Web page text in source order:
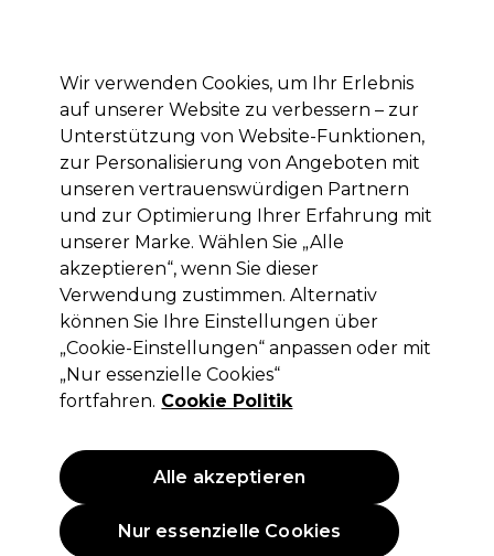
Anmelden
Marken Deals Haare Elektrogeräte Saloneinrichtung
Lieferung und Lieferzeiten
– mehr erfahren
Lômé Paris
Lômé Paris Permanente Haarfarbe
100ml
(89)
9,15 € ohne MwSt.
(PROFI-PREIS)
10,89 € inkl. MwSt.)| 9.15 € pro 100ml
ANGEBOT
Wir verwenden Cookies, um Ihr Erlebnis
auf unserer Website zu verbessern – zur
Unterstützung von Website-Funktionen,
zur Personalisierung von Angeboten mit
unseren vertrauenswürdigen Partnern
und zur Optimierung Ihrer Erfahrung mit
unserer Marke. Wählen Sie „Alle
akzeptieren“, wenn Sie dieser
Verwendung zustimmen. Alternativ
können Sie Ihre Einstellungen über
„Cookie-Einstellungen“ anpassen oder mit
„Nur essenzielle Cookies“
fortfahren. Cookie Politik
Nur essenzielle Cookies
Alle akzeptieren